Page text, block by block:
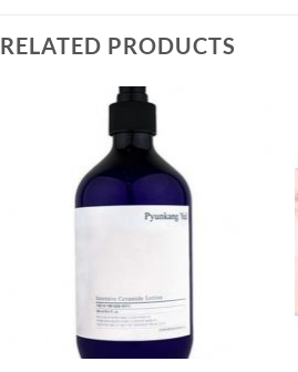
RELATED PRODUCTS